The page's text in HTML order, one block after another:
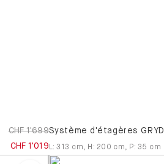
CHF 1'699
CHF 1'019
Système d'étagères GRYD
L:313 cm, H : 200 cm, P: 35 cm